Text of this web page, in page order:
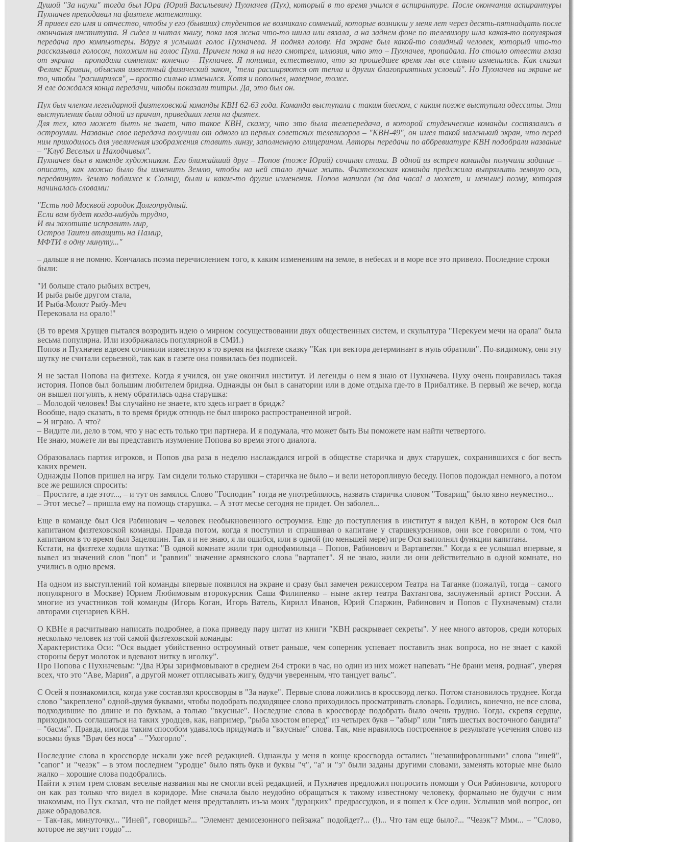
Душой "За науки" тогда был Юра (Юрий Васильевич) Пухначев (Пух), который в то время учился в аспирантуре. После окончания аспирантуры
Пухначев преподавал на физтехе математику.
Я привел его имя и отчество, чтобы у его (бывших) студентов не возникало сомнений, которые возникли у меня лет через десять-пятнадцать после
окончания института. Я сидел и читал книгу, пока моя жена что-то шила или вязала, а на заднем фоне по телевизору шла какая-то популярная
передача про компьютеры. Вдруг я услышал голос Пухначева. Я поднял голову. На экране был какой-то солидный человек, который что-то
рассказывал голосом, похожим на голос Пуха. Причем пока я на него смотрел, иллюзия, что это – Пухначев, пропадала. Но стоило отвести глаза
от экрана – пропадали сомнения: конечно – Пухначев. Я понимал, естественно, что за прошедшее время мы все сильно изменились. Как сказал
Феликс Кривин, объясняя известный физический закон, "тела расширяются от тепла и других благоприятных условий". Но Пухначев на экране не
то, чтобы "расширился", – просто сильно изменился. Хотя и пополнел, наверное, тоже.
Я еле дождался конца передачи, чтобы показали титры. Да, это был он.
Пух был членом легендарной физтеховской команды КВН 62-63 года. Команда выступала с таким блеском, с каким позже выступали одесситы. Эти
выступления были одной из причин, приведших меня на физтех.
Для тех, кто может быть не знает, что такое КВН, скажу, что это была телепередача, в которой студенческие команды состязались в
остроумии. Название свое передача получили от одного из первых советских телевизоров – "КВН-49", он имел такой маленький экран, что перед
ним приходилось для увеличения изображения ставить линзу, заполненную глицерином. Авторы передачи по аббревиатуре КВН подобрали название
– "Клуб Веселых и Находчивых".
Пухначев был в команде художником. Его ближайший друг – Попов (тоже Юрий) сочинял стихи. В одной из встреч команды получили задание –
описать, как можно было бы изменить Землю, чтобы на ней стало лучше жить. Физтеховская команда предлжила выпрямить земную ось,
передвинуть Землю поближе к Солнцу, были и какие-то другие изменения. Попов написал (за два часа! а может, и меньше) поэму, которая
начиналась словами:
"Есть под Москвой городок Долгопрудный.
Если вам будет когда-нибудь трудно,
И вы захотите исправить мир,
Остров Таити втащить на Памир,
МФТИ в одну минуту..."
– дальше я не помню. Кончалась поэма перечислением того, к каким изменениям на земле, в небесах и в море все это привело. Последние строки
были:
"И больше стало рыбьих встреч,
И рыба рыбе другом стала,
И Рыба-Молот Рыбу-Меч
Перековала на орало!"
(В то время Хрущев пытался возродить идею о мирном сосуществовании двух общественных систем, и скульптура "Перекуем мечи на орала" была
весьма популярна. Или изображалась популярной в СМИ.)
Попов и Пухначев вдвоем сочинили известную в то время на физтехе сказку "Как три вектора детерминант в нуль обратили". По-видимому, они эту
шутку не считали серьезной, так как в газете она появилась без подписей.
Я не застал Попова на физтехе. Когда я учился, он уже окончил институт. И легенды о нем я знаю от Пухначева. Пуху очень понравилась такая
история. Попов был большим любителем бриджа. Однажды он был в санатории или в доме отдыха где-то в Прибалтике. В первый же вечер, когда
он вышел погулять, к нему обратилась одна старушка:
– Молодой человек! Вы случайно не знаете, кто здесь играет в бридж?
Вообще, надо сказать, в то время бридж отнюдь не был широко распространенной игрой.
– Я играю. А что?
– Видите ли, дело в том, что у нас есть только три партнера. И я подумала, что может быть Вы поможете нам найти четвертого.
Не знаю, можете ли вы представить изумление Попова во время этого диалога.
Образовалась партия игроков, и Попов два раза в неделю наслаждался игрой в обществе старичка и двух старушек, сохранившихся с бог весть
каких времен.
Однажды Попов пришел на игру. Там сидели только старушки – старичка не было – и вели неторопливую беседу. Попов подождал немного, а потом
все же решился спросить:
– Простите, а где этот..., – и тут он замялся. Слово "Господин" тогда не употреблялось, назвать старичка словом "Товарищ" было явно неуместно...
– Этот месье? – пришла ему на помощь старушка. – А этот месье сегодня не придет. Он заболел...
Еще в команде был Ося Рабинович – человек необыкновенного остроумия. Еще до поступления в институт я видел КВН, в котором Ося был
капитаном физтеховской команды. Правда потом, когда я поступил и спрашивал о капитане у старшекурсников, они все говорили о том, что
капитаном в то время был Зацеляпин. Так я и не знаю, я ли ошибся, или в одной (по меньшей мере) игре Ося выполнял функции капитана.
Кстати, на физтехе ходила шутка: "В одной комнате жили три однофамильца – Попов, Рабинович и Вартапетян." Когда я ее услышал впервые, я
вывел из значений слов "поп" и "раввин" значение армянского слова "вартапет". Я не знаю, жили ли они действительно в одной комнате, но
учились в одно время.
На одном из выступлений той команды впервые появился на экране и сразу был замечен режиссером Театра на Таганке (пожалуй, тогда – самого
популярного в Москве) Юрием Любимовым второкурсник Саша Филипенко – ныне актер театра Вахтангова, заслуженный артист России. А
многие из участников той команды (Игорь Коган, Игорь Ватель, Кирилл Иванов, Юрий Спаржин, Рабинович и Попов с Пухначевым) стали
авторами сценариев КВН.
О КВНе я расчитываю написать подробнее, а пока приведу пару цитат из книги "КВН раскрывает секреты". У нее много авторов, среди которых
несколько человек из той самой физтеховской команды:
Характеристика Оси: “Ося выдает убийственно остроумный ответ раньше, чем соперник успевает поставить знак вопроса, но не знает с какой
стороны берут молоток и вдевают нитку в иголку”.
Про Попова с Пухначевым: “Два Юры зарифмовывают в среднем 264 строки в час, но один из них может напевать “Не брани меня, родная”, уверяя
всех, что это “Аве, Мария”, а другой может отплясывать жигу, будучи уверенным, что танцует вальс”.
С Осей я познакомился, когда уже составлял кроссворды в "За науке". Первые слова ложились в кроссворд легко. Потом становилось труднее. Когда
слово "закреплено" одной-двумя буквами, чтобы подобрать подходящее слово приходилось просматривать словарь. Годились, конечно, не все слова,
подходившие по длине и по буквам, а только "вкусные". Последние слова в кроссворде подобрать было очень трудно. Тогда, скрепя сердце,
приходилось соглашаться на таких уродцев, как, например, "рыба хвостом вперед" из четырех букв – "абыр" или "пять шестых восточного бандита"
– "басма". Правда, иногда таким способом удавалось придумать и "вкусные" слова. Так, мне нравилось построенное в результате усечения слово из
восьми букв "Врач без носа" – "Ухогорло".
Последние слова в кроссворде искали уже всей редакцией. Однажды у меня в конце кроссворда остались "незашифрованными" слова "иней",
"сапог" и "чеаэк" – в этом последнем "уродце" было пять букв и буквы "ч", "а" и "э" были заданы другими словами, заменять которые мне было
жалко – хорошие слова подобрались.
Найти к этим трем словам веселые названия мы не смогли всей редакцией, и Пухначев предложил попросить помощи у Оси Рабиновича, которого
он как раз только что видел в коридоре. Мне сначала было неудобно обращаться к такому известному человеку, формально не будучи с ним
знакомым, но Пух сказал, что не пойдет меня представлять из-за моих "дурацких" предрассудков, и я пошел к Осе один. Услышав мой вопрос, он
даже обрадовался.
– Так-так, минуточку... "Иней", говоришь?... "Элемент демисезонного пейзажа" подойдет?... (!)... Что там еще было?... "Чеаэк"? Ммм... – "Слово,
которое не звучит гордо"...